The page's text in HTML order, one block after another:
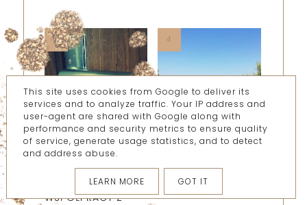
JAK WYKOŃCZYĆ
MIESZKANIE W 6
TYGODNI: 3 PROSTE
WSPÓŁPRACY Z
CHORWACJA:
JELSA.
FOTORELACJA
This site uses cookies from Google to deliver its
services and to analyze traffic. Your IP address and
user-agent are shared with Google along with
performance and security metrics to ensure quality
of service, generate usage statistics, and to detect
and address abuse.
LEARN MORE GOT IT